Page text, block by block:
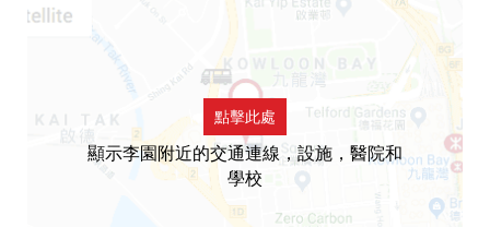
點擊此處
顯示李園附近的交通連線，設施，醫院和
學校